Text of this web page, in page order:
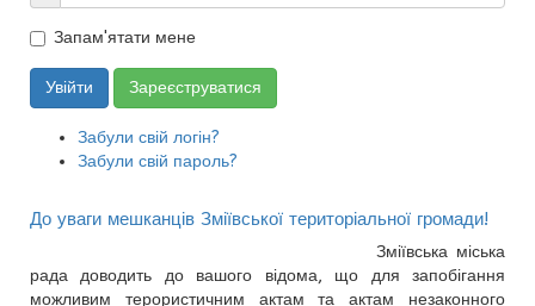
Запам'ятати мене
Увійти Зареєструватися
Забули свій логін?
Забули свій пароль?
До уваги мешканців Зміївської територіальної громади!
Зміївська міська
рада доводить до вашого відома, що для запобігання
можливим терористичним актам та актам незаконного